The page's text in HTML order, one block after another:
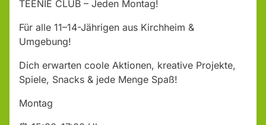
TEENIE CLUB – Jeden Montag!
Für alle 11–14-Jährigen aus Kirchheim &
Umgebung!
Dich erwarten coole Aktionen, kreative Projekte,
Spiele, Snacks & jede Menge Spaß!
Montag